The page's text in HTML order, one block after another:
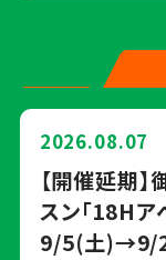
2026.08.07
【開催延期
スン「18Hア
9/5(土)→9/